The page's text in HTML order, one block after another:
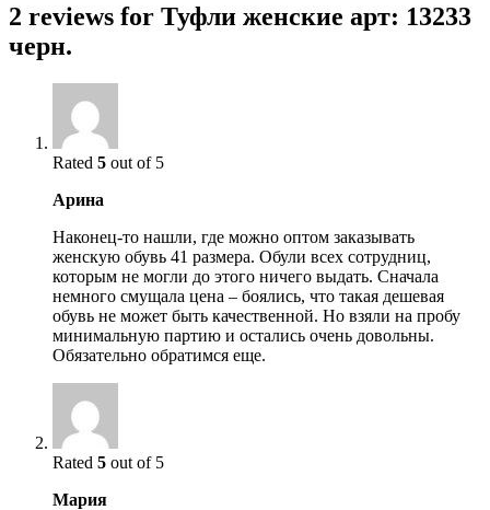
2 reviews for Туфли женские арт: 13233
черн.
Rated 5 out of 5
Арина
Наконец-то нашли, где можно оптом заказывать
женскую обувь 41 размера. Обули всех сотрудниц,
которым не могли до этого ничего выдать. Сначала
немного смущала цена – боялись, что такая дешевая
обувь не может быть качественной. Но взяли на пробу
минимальную партию и остались очень довольны.
Обязательно обратимся еще.
Rated 5 out of 5
Мария